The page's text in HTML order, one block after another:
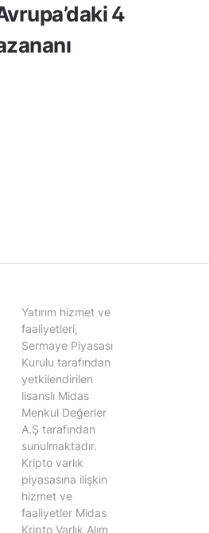
4
Yatırım hizmet ve
faaliyetleri,
Sermaye Piyasası
Kurulu tarafından
yetkilendirilen
lisanslı Midas
Menkul Değerler
A.Ş tarafından
sunulmaktadır.
Kripto varlık
piyasasına ilişkin
hizmet ve
faaliyetler Midas
Kripto Varlık Alım